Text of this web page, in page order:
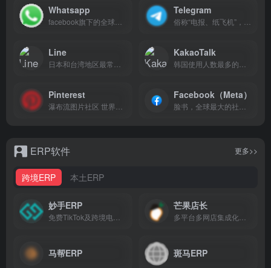
Whatsapp
facebook旗下的全球性移动聊天工具
Telegram
俗称“电报、纸飞机”，是一款全球知名度非常高的加密聊天工具
Line
日本和台湾地区最常用的社交聊天app
KakaoTalk
韩国使用人数最多的社交聊天工具
Pinterest
瀑布流图片社区 世界上最大的图片社交分享网站
Facebook（Meta）
脸书，全球最大的社交媒体平台，26亿活跃用户
ERP软件
跨境ERP 本土ERP
更多>>
妙手ERP
免费TikTok及跨境电商ERP软件
芒果店长
多平台多网店集成化运营ERP
马帮ERP 斑马ERP